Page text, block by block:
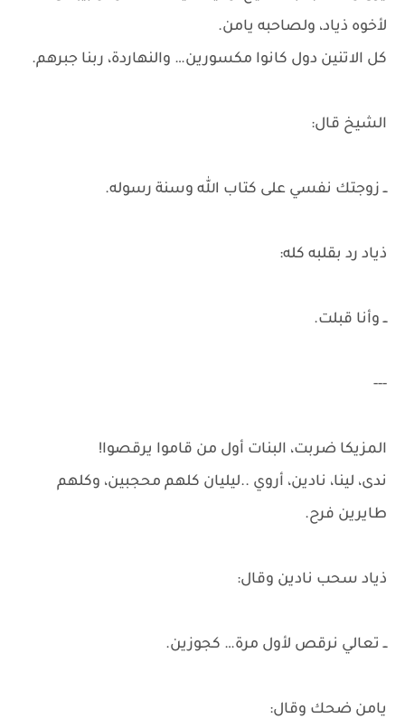
لأخوه ذياد، ولصاحبه يامن.
كل الاتنين دول كانوا مكسورين… والنهاردة، ربنا جبرهم.
الشيخ قال:
ــ زوجتك نفسي على كتاب الله وسنة رسوله.
ذياد رد بقلبه كله:
ــ وأنا قبلت.
---
المزيكا ضربت، البنات أول من قاموا يرقصوا!
ندى، لينا، نادين، أروي ..ليليان كلهم محجبين، وكلهم
طايرين فرح.
ذياد سحب نادين وقال:
ــ تعالي نرقص لأول مرة… كجوزين.
يامن ضحك وقال: